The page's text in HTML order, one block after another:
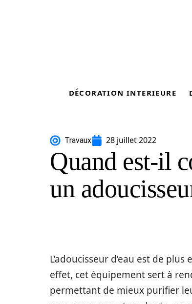
DÉCORATION INTERIEURE
Travaux 28 juillet 2022
Quand est-il
un
L’adoucisseur d’eau est de
effet, cet équipement sert à
permettant de mieux purifier